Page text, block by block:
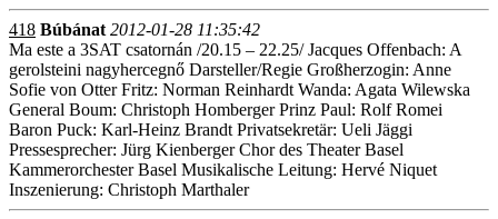
418 Búbánat 2012-01-28 11:35:42
Ma este a 3SAT csatornán /20.15 – 22.25/ Jacques Offenbach: A
gerolsteini nagyhercegnő Darsteller/Regie Großherzogin: Anne
Sofie von Otter Fritz: Norman Reinhardt Wanda: Agata Wilewska
General Boum: Christoph Homberger Prinz Paul: Rolf Romei
Baron Puck: Karl-Heinz Brandt Privatsekretär: Ueli Jäggi
Pressesprecher: Jürg Kienberger Chor des Theater Basel
Kammerorchester Basel Musikalische Leitung: Hervé Niquet
Inszenierung: Christoph Marthaler